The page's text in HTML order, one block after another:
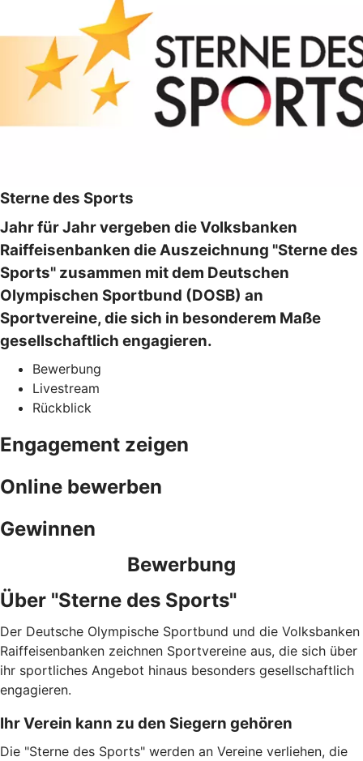
Sterne des Sports
Jahr für Jahr vergeben die Volksbanken
Raiffeisenbanken die Auszeichnung "Sterne des
Sports" zusammen mit dem Deutschen
Olympischen Sportbund (DOSB) an
Sportvereine, die sich in besonderem Maße
gesellschaftlich engagieren.
Bewerbung
Livestream
Rückblick
Engagement zeigen
Online bewerben
Gewinnen
Bewerbung
Über "Sterne des Sports"
Der Deutsche Olympische Sportbund und die Volksbanken
Raiffeisenbanken zeichnen Sportvereine aus, die sich über
ihr sportliches Angebot hinaus besonders gesellschaftlich
engagieren.
Ihr Verein kann zu den Siegern gehören
Die "Sterne des Sports" werden an Vereine verliehen, die